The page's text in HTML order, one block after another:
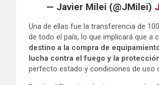
— Javier Milei (@JMilei)
Una de ellas fue la transferencia de
de todo el país, lo que implicará que a
destino a la compra de
lucha contra el fuego y la
perfecto estado y condiciones de uso